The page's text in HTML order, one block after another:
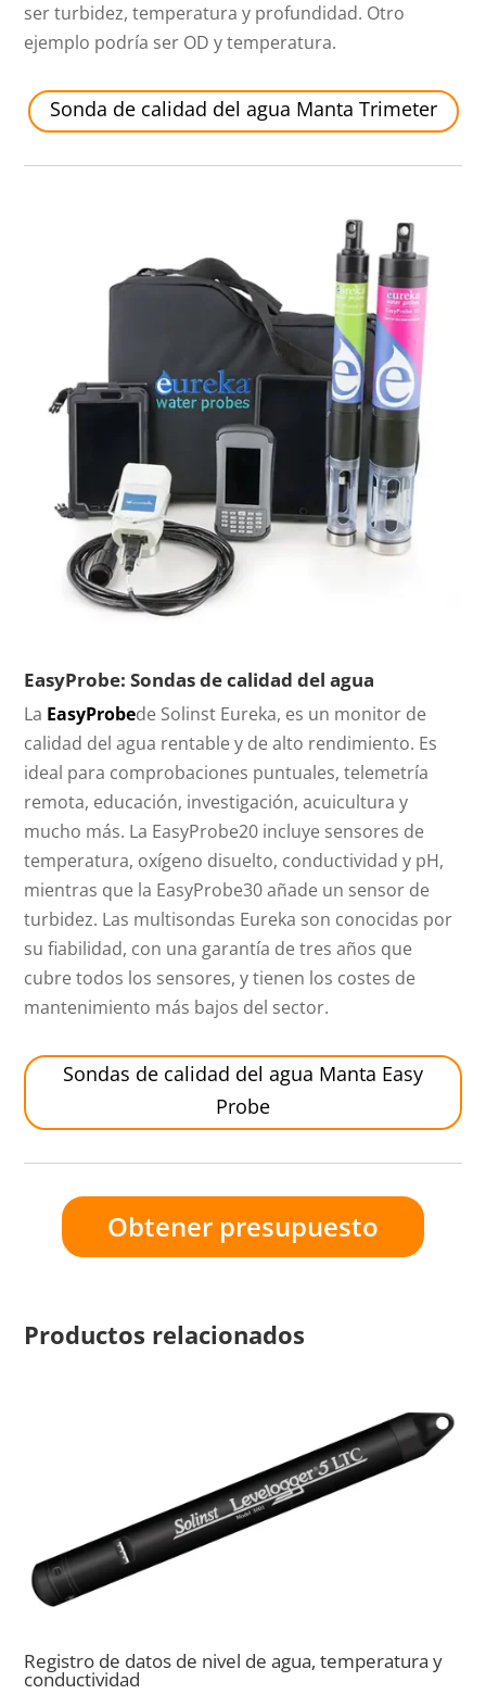
ser turbidez, temperatura y profundidad. Otro
ejemplo podría ser OD y temperatura.
Sonda de calidad del agua Manta Trimeter
EasyProbe: Sondas de calidad del agua
La EasyProbede Solinst Eureka, es un monitor de
calidad del agua rentable y de alto rendimiento. Es
ideal para comprobaciones puntuales, telemetría
remota, educación, investigación, acuicultura y
mucho más. La EasyProbe20 incluye sensores de
temperatura, oxígeno disuelto, conductividad y pH,
mientras que la EasyProbe30 añade un sensor de
turbidez. Las multisondas Eureka son conocidas por
su fiabilidad, con una garantía de tres años que
cubre todos los sensores, y tienen los costes de
mantenimiento más bajos del sector.
Sondas de calidad del agua Manta Easy
Probe
Obtener presupuesto
Productos relacionados
Registro de datos de nivel de agua, temperatura y
conductividad